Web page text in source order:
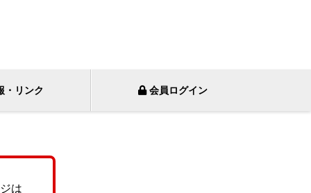
・リンク 会員ログイン
は